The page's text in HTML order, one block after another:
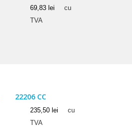
69,83 lei
cu
TVA
22206 CC
235,50 lei
cu
TVA